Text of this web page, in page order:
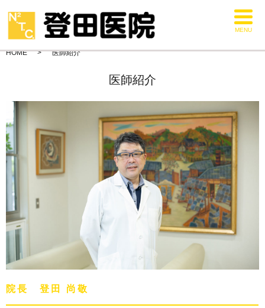
MENU
HOME 医師紹介
医師紹介
院長 登田 尚敬